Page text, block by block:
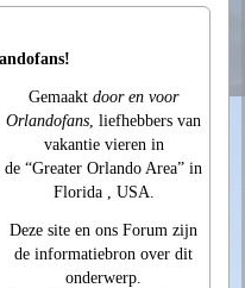
Gemaakt door en voor
Orlandofans, liefhebbers van
vakantie vieren in
de “Greater Orlando Area” in
Florida , USA.
Deze site en ons Forum zijn
de informatiebron over dit
onderwerp.